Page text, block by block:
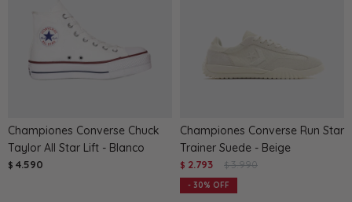
Championes Converse Chuck
Taylor All Star Lift - Blanco
$ 4.590
Championes Converse Run Star
Trainer Suede - Beige
$ 2.793 $ 3.990
30